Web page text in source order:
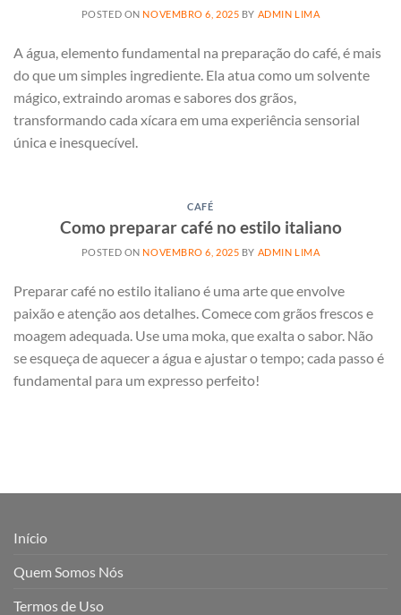
POSTED ON NOVEMBRO 6, 2025 BY ADMIN LIMA
A água, elemento fundamental na preparação do café, é mais
do que um simples ingrediente. Ela atua como um solvente
mágico, extraindo aromas e sabores dos grãos,
transformando cada xícara em uma experiência sensorial
única e inesquecível.
CAFÉ
Como preparar café no estilo italiano
POSTED ON NOVEMBRO 6, 2025 BY ADMIN LIMA
Preparar café no estilo italiano é uma arte que envolve
paixão e atenção aos detalhes. Comece com grãos frescos e
moagem adequada. Use uma moka, que exalta o sabor. Não
se esqueça de aquecer a água e ajustar o tempo; cada passo é
fundamental para um expresso perfeito!
Início
Quem Somos Nós
Termos de Uso